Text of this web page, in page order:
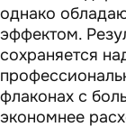
однако
эффектом.
сохраняется
флаконах с
экономнее